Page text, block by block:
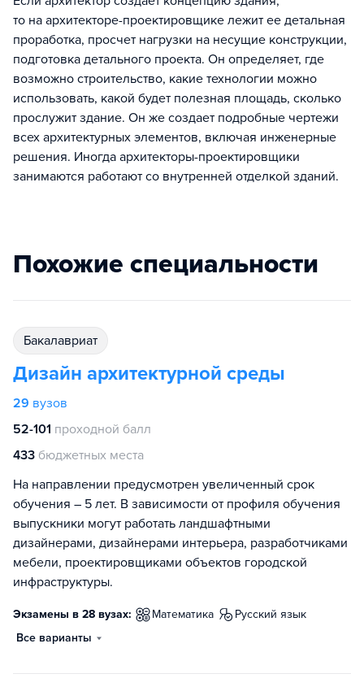
то на архитекторе-проектировщике лежит ее детальная
проработка, просчет нагрузки на несущие конструкции,
подготовка детального проекта. Он определяет, где
возможно строительство, какие технологии можно
использовать, какой будет полезная площадь, сколько
прослужит здание. Он же создает подробные чертежи
всех архитектурных элементов, включая инженерные
решения. Иногда архитекторы-проектировщики
занимаются работают со внутренней отделкой зданий.
Похожие специальности
бакалавриат
Дизайн архитектурной среды
29 вузов
52-101 проходной балл
433 бюджетных места
На направлении предусмотрен увеличенный срок
обучения – 5 лет. В зависимости от профиля обучения
выпускники могут работать ландшафтными
дизайнерами, дизайнерами интерьера, разработчиками
мебели, проектировщиками объектов городской
инфраструктуры.
Экзамены в 28 вузах: математика
русский язык
Все варианты